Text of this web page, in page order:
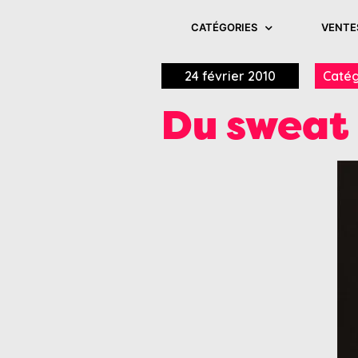
CATÉGORIES
24 février 2010
Du